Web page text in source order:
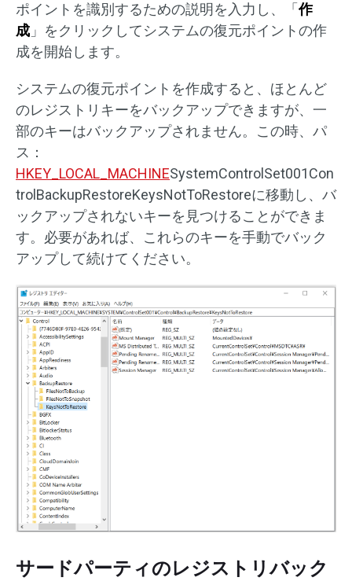
ポイントを識別するための説明を入力し、「作
成 」をクリックしてシステムの復元ポイントの作
成を開始します。
システムの復元ポイントを作成すると、ほとんど
のレジストリキーをバックアップできますが、一
部のキーはバックアップされません。この時、パ
ス：
HKEY_LOCAL_MACHINESystemControlSet001Con
trolBackupRestoreKeysNotToRestoreに移動し、バ
ックアップされないキーを見つけることができま
す。必要があれば、これらのキーを手動でバック
アップして続けてください。
サードパーティのレジストリバック